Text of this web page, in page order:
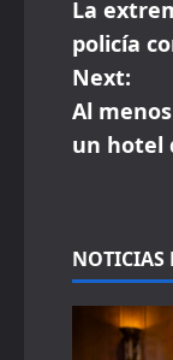
o
s
t
v
La
policía
Next:
Al
un hotel
NOTICIAS